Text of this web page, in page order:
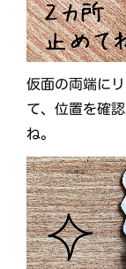
仮面の両端に
て、位置を確
ね。